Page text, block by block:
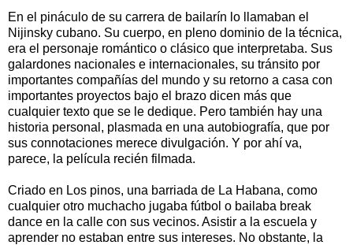
En el pináculo de su carrera de bailarín lo llamaban el
Nijinsky cubano. Su cuerpo, en pleno dominio de la técnica,
era el personaje romántico o clásico que interpretaba. Sus
galardones nacionales e internacionales, su tránsito por
importantes compañías del mundo y su retorno a casa con
importantes proyectos bajo el brazo dicen más que
cualquier texto que se le dedique. Pero también hay una
historia personal, plasmada en una autobiografía, que por
sus connotaciones merece divulgación. Y por ahí va,
parece, la película recién filmada.
Criado en Los pinos, una barriada de La Habana, como
cualquier otro muchacho jugaba fútbol o bailaba break
dance en la calle con sus vecinos. Asistir a la escuela y
aprender no estaban entre sus intereses. No obstante, la